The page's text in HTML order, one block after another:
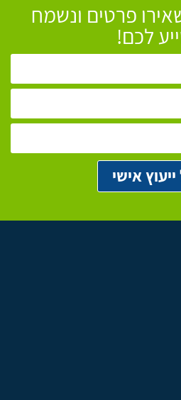
פרטים ונשמח
לכם!